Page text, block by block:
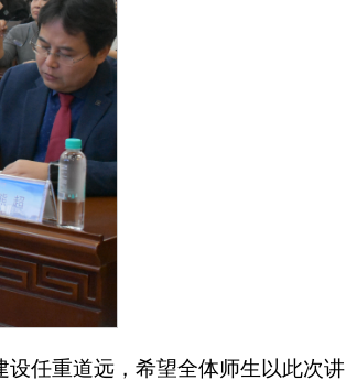
任重道远，希望全体师生以此次讲